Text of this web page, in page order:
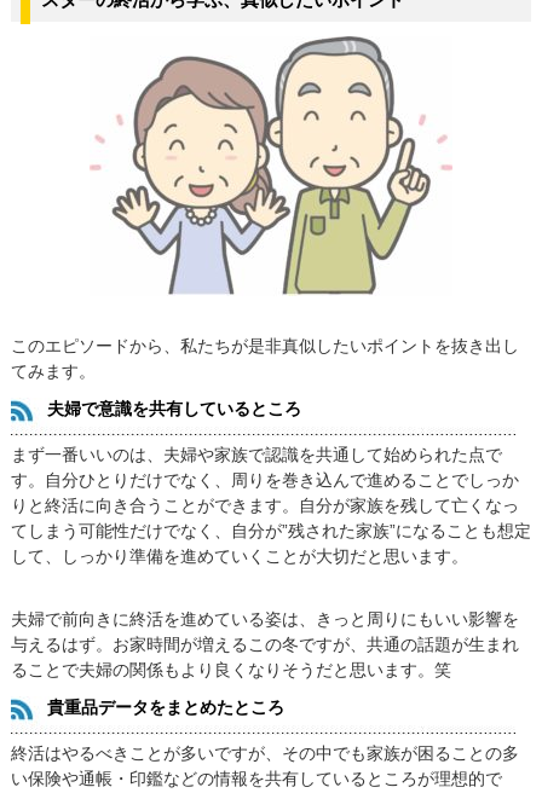
このエピソードから、私たちが是非真似したいポイントを抜き出し
てみます。
夫婦で意識を共有しているところ
まず一番いいのは、夫婦や家族で認識を共通して始められた点で
す。自分ひとりだけでなく、周りを巻き込んで進めることでしっか
りと終活に向き合うことができます。自分が家族を残して亡くなっ
てしまう可能性だけでなく、自分が”残された家族”になることも想定
して、しっかり準備を進めていくことが大切だと思います。
夫婦で前向きに終活を進めている姿は、きっと周りにもいい影響を
与えるはず。お家時間が増えるこの冬ですが、共通の話題が生まれ
ることで夫婦の関係もより良くなりそうだと思います。笑
貴重品データをまとめたところ
終活はやるべきことが多いですが、その中でも家族が困ることの多
い保険や通帳・印鑑などの情報を共有しているところが理想的で